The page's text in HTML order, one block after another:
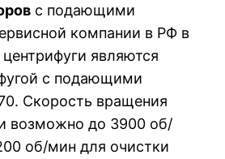
с подающими
компании в РФ в
являются
с подающими
Скорость вращения
возможно до 3900 об/
об/мин для очистки